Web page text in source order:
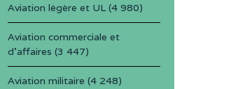
Aviation légère et UL(4 980)
Aviation commerciale et
d'affaires (3 447)
Aviation militaire (4 248)